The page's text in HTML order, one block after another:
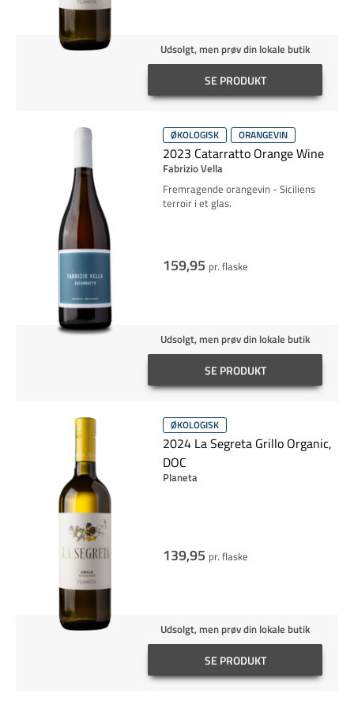
Udsolgt, men prøv din lokale butik
SE PRODUKT
ØKOLOGISK ORANGEVIN
2023 Catarratto Orange Wine
Fabrizio Vella
Fremragende orangevin - Siciliens
terroir i et glas.
159,95 pr. flaske
Udsolgt, men prøv din lokale butik
SE PRODUKT
ØKOLOGISK
2024 La Segreta Grillo Organic,
DOC
Planeta
139,95 pr. flaske
Udsolgt, men prøv din lokale butik
SE PRODUKT